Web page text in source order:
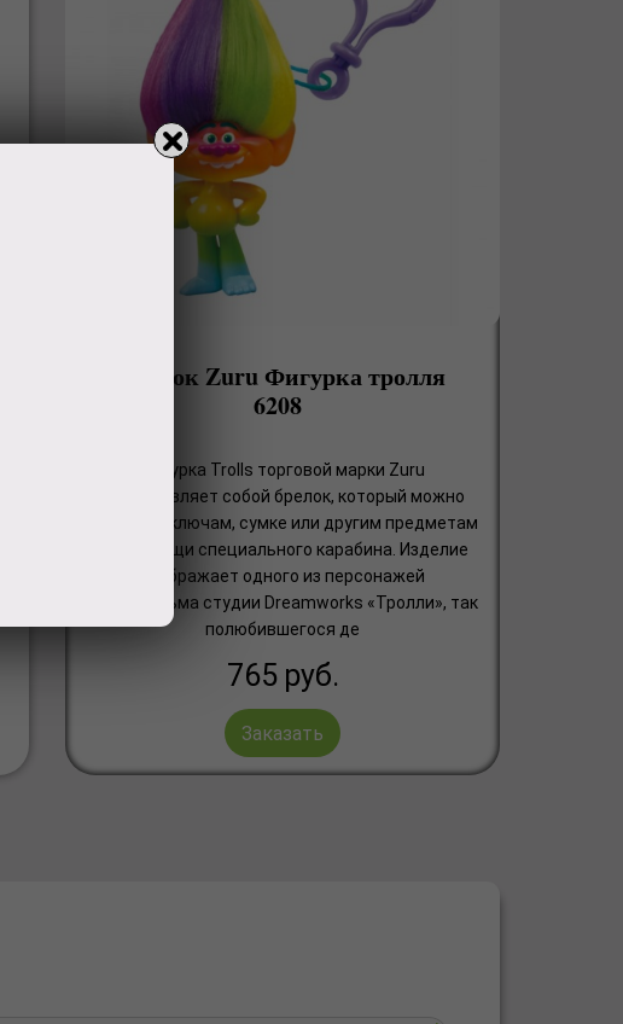
Брелок Zuru Фигурка тролля
6208
Фигурка Trolls торговой марки Zuru
представляет собой брелок, который можно
крепить к ключам, сумке или другим предметам
при помощи специального карабина. Изделие
изображает одного из персонажей
мультфильма студии Dreamworks «Тролли», так
полюбившегося де
765 руб.
Заказать